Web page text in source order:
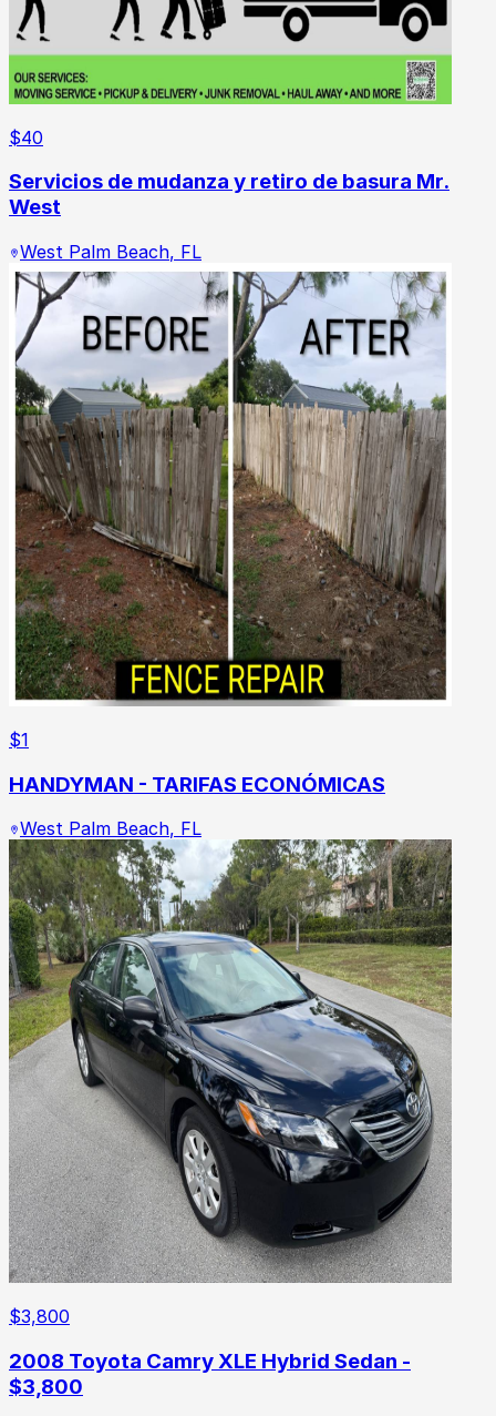
$40
Servicios de mudanza y retiro de basura Mr.
West
West Palm Beach, FL
$1
HANDYMAN - TARIFAS ECONÓMICAS
West Palm Beach, FL
$3,800
2008 Toyota Camry XLE Hybrid Sedan -
$3,800